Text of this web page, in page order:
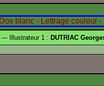
--- Illustrateur 1 : DUTRIAC